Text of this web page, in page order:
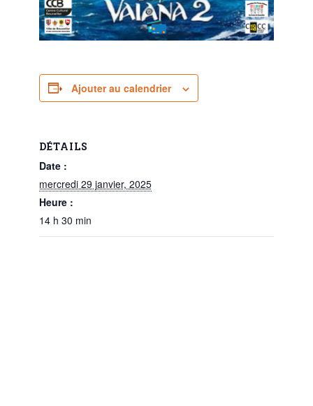
Ajouter au calendrier
DÉTAILS
Date :
mercredi 29 janvier, 2025
Heure :
14 h 30 min